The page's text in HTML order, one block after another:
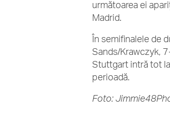
următoarea ei
Madrid.
În semifinalele de
Sands/Krawczyk,
Stuttgart intră tot
perioadă.
Foto: